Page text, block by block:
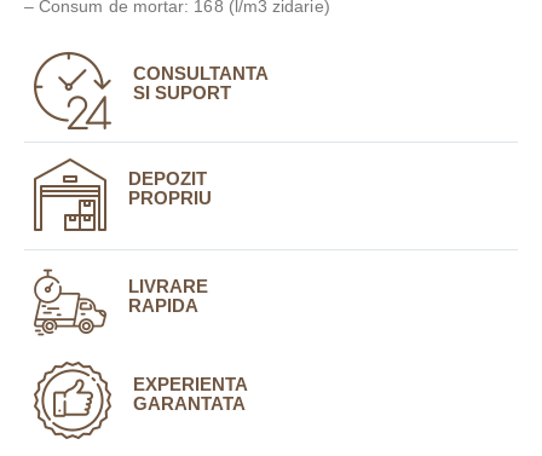
– Consum de mortar: 168 (l/m3 zidarie)
CONSULTANTA
SI SUPORT
DEPOZIT
PROPRIU
LIVRARE
RAPIDA
EXPERIENTA
GARANTATA